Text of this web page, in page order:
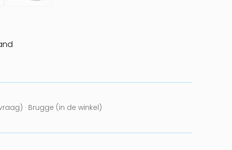
· Brugge (in de winkel)